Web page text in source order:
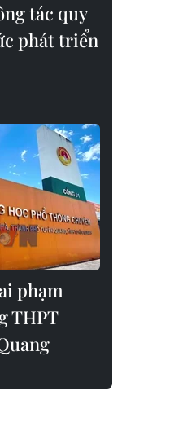
tác quy
phát triển
phạm
THPT